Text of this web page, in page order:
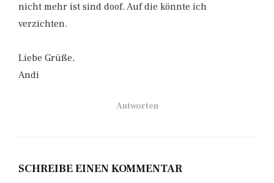
nicht mehr ist sind doof. Auf die könnte ich
verzichten.
Liebe Grüße,
Andi
Antworten
SCHREIBE EINEN KOMMENTAR